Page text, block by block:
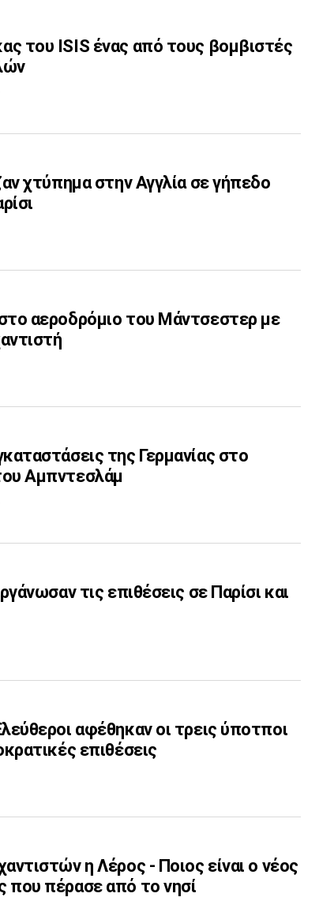
του ISIS ένας από τους βομβιστές
χτύπημα στην Αγγλία σε γήπεδο
αεροδρόμιο του Μάντσεστερ με
της Γερμανίας στο
Αμπντεσλάμ
τις επιθέσεις σε Παρίσι και
αφέθηκαν οι τρεις ύποτποι
επιθέσεις
η Λέρος - Ποιος είναι ο νέος
που πέρασε από το νησί